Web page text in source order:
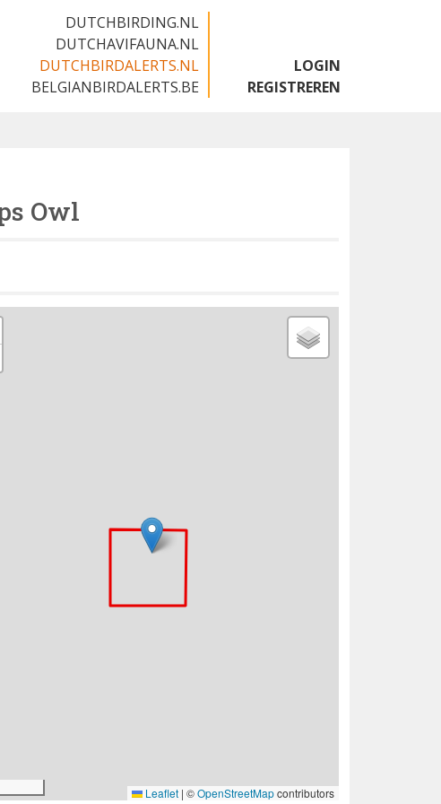
DUTCHBIRDING.NL
DUTCHAVIFAUNA.NL
DUTCHBIRDALERTS.NL
BELGIANBIRDALERTS.BE
LOGIN
REGISTREREN
Owl